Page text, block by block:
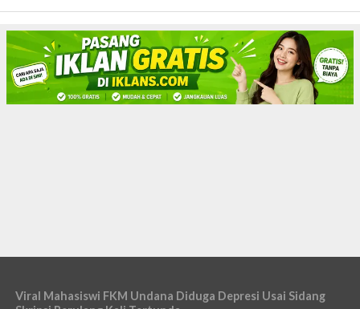
Viral Mahasiswi FKM Undana Diduga Depresi Usai Sidang